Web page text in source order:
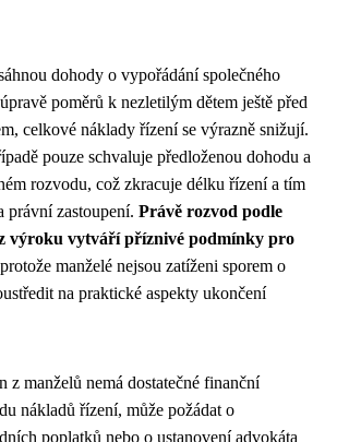
dohody o vypořádání společného
poměrů k nezletilým dětem ještě před
celkové náklady řízení se výrazně snižují.
pouze schvaluje předloženou dohodu a
rozvodu, což zkracuje délku řízení a tím
právní zastoupení. Právě rozvod podle
výroku vytváří příznivé podmínky pro
manželé nejsou zatíženi sporem o
na praktické aspekty ukončení
z manželů nemá dostatečné finanční
nákladů řízení, může požádat o
poplatků nebo o ustanovení advokáta